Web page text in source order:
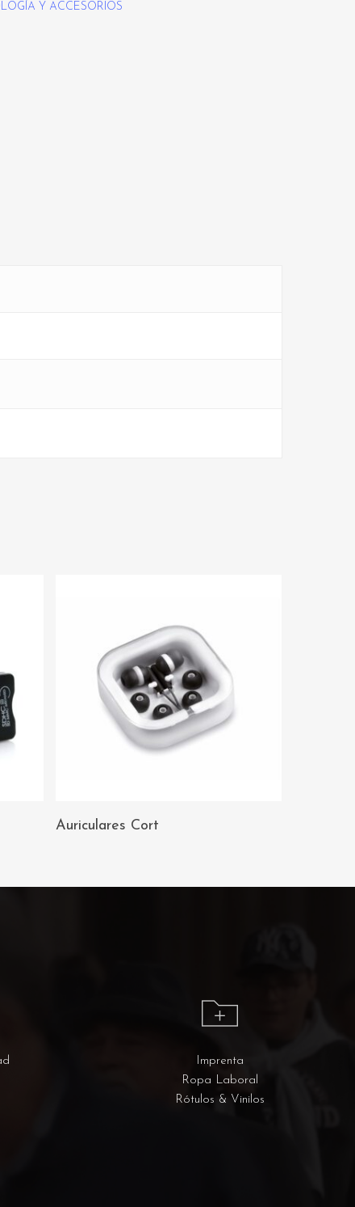
Y ACCESORIOS
AÑADIR AL
Auriculares Cort
Imprenta
Ropa Laboral
Rótulos & Vinilos